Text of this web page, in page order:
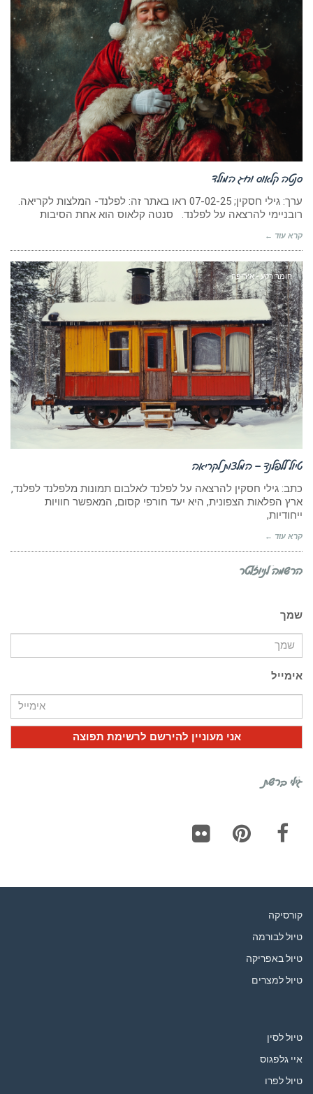
סנטה קלאוס וחג המולד
ערך: גילי חסקין; 07-02-25 ראו באתר זה: לפלנד- המלצות לקריאה.
רובניימי להרצאה על לפלנד. סנטה קלאוס הוא אחת הסיבות
קרא עוד ←
חומר רקע - אירופה
טיול ללפלנד – המלצות לקריאה
כתב: גילי חסקין להרצאה על לפלנד לאלבום תמונות מלפלנד לפלנד,
ארץ הפלאות הצפונית, היא יעד חורפי קסום, המאפשר חוויות
ייחודיות,
קרא עוד ←
הרשמה לניוזלטר
שמך
אימייל
גילי ברשת
קורסיקה
טיול לבורמה
טיול באפריקה
טיול למצרים
טיול לסין
איי גלפגוס
טיול לפרו